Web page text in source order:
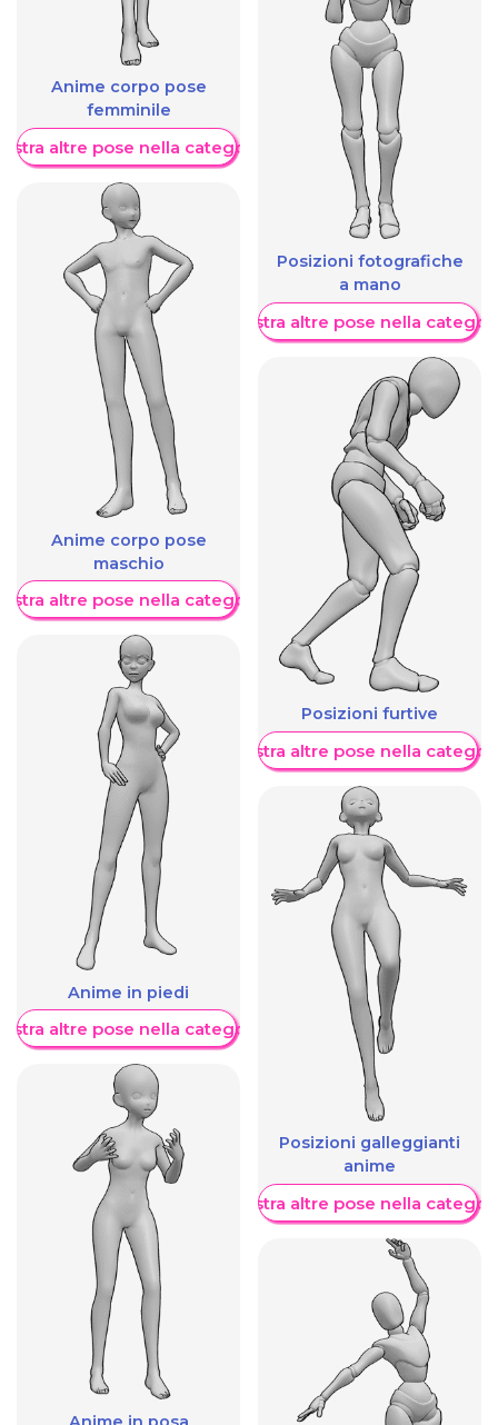
Anime corpo pose
femminile
altre pose nella categoria
Anime corpo pose
maschio
altre pose nella categoria
Anime in piedi
altre pose nella categoria
Posizioni fotografiche
a mano
Mostra altre pose nella
Posizioni furtive
Mostra altre pose nella
Posizioni galleggianti
anime
Mostra altre pose nella